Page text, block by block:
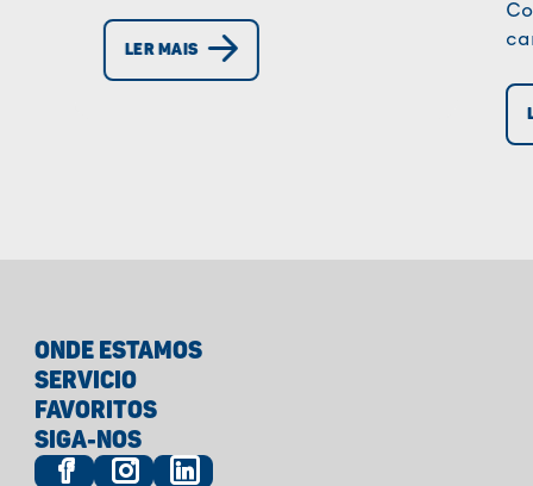
fácil e fresca, perfeita para o
verão e refeições animadas.
LER MAIS
ONDE ESTAMOS
SERVICIO
FAVORITOS
SIGA-NOS